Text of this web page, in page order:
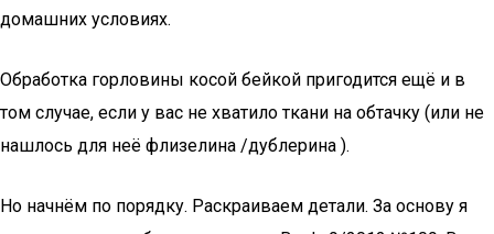
домашних условиях.
Обработка горловины косой бейкой пригодится ещё и в
том случае, если у вас не хватило ткани на обтачку (или не
нашлось для неё флизелина /дублерина ).
Но начнём по порядку. Раскраиваем детали. За основу я